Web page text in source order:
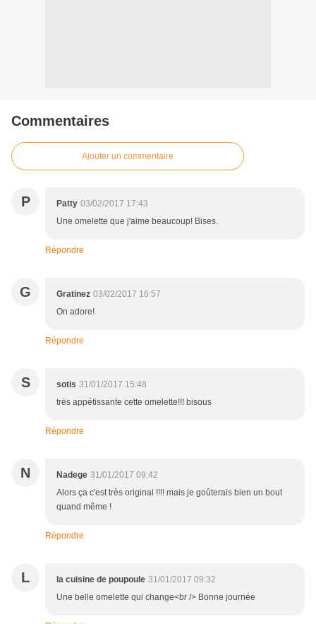
Commentaires
Ajouter un commentaire
P Patty 03/02/2017 17:43
Une omelette que j'aime beaucoup! Bises.
Répondre
G Gratinez 03/02/2017 16:57
On adore!
Répondre
S sotis 31/01/2017 15:48
très appétissante cette omelette!!! bisous
Répondre
N Nadege 31/01/2017 09:42
Alors ça c'est très original !!!! mais je goûterais bien un bout
quand même !
Répondre
L la cuisine de poupoule 31/01/2017 09:32
Une belle omelette qui change<br /> Bonne journée